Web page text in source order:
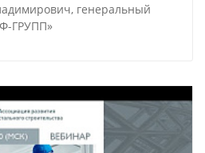
генеральный
ГРУПП»